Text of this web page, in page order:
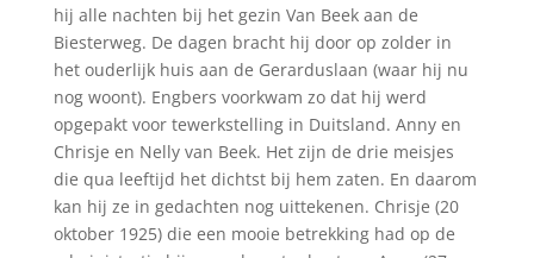
hij alle nachten bij het gezin Van Beek aan de
Biesterweg. De dagen bracht hij door op zolder in
het ouderlijk huis aan de Gerarduslaan (waar hij nu
nog woont). Engbers voorkwam zo dat hij werd
opgepakt voor tewerkstelling in Duitsland. Anny en
Chrisje en Nelly van Beek. Het zijn de drie meisjes
die qua leeftijd het dichtst bij hem zaten. En daarom
kan hij ze in gedachten nog uittekenen. Chrisje (20
oktober 1925) die een mooie betrekking had op de